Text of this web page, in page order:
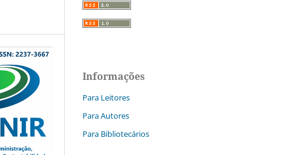
Informações
Para Leitores
Para Autores
Para Bibliotecários